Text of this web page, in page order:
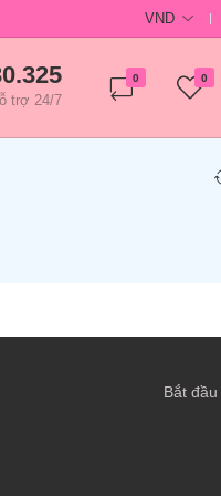
VND
trợ 24/7
0 0
Bắt